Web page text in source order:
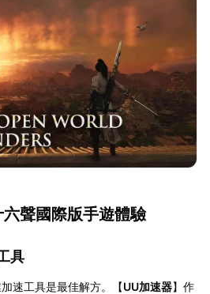
聲國際版手遊體驗
具
速工具是最佳解方。【UU加速器】作